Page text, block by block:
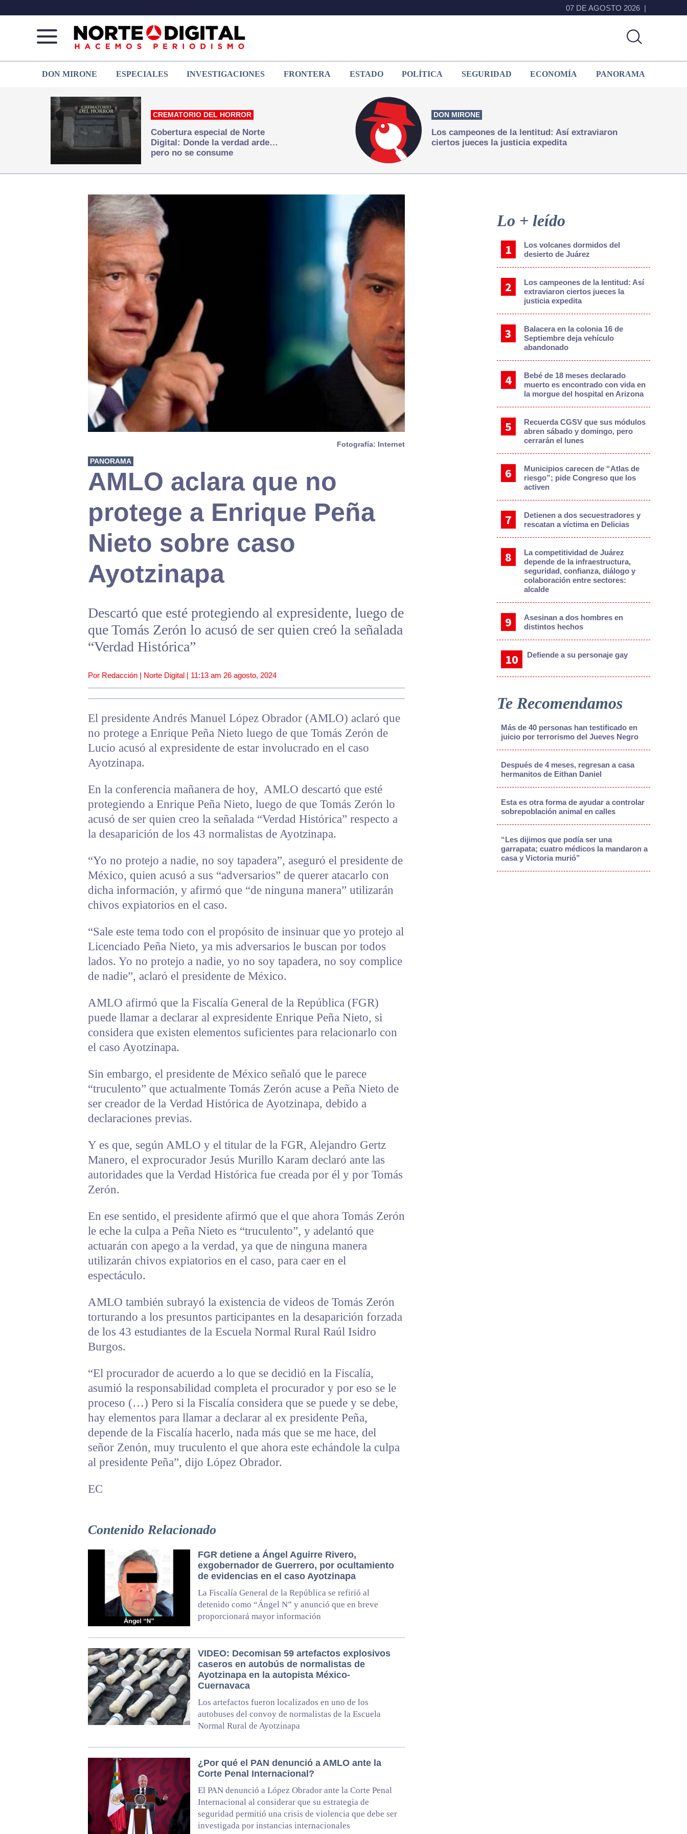
07 DE AGOSTO 2026
de
Juárez
que
hacemos periodismo
DON MIRONE ESPECIALES INVESTIGACIONES FRONTERA ESTADO POLÍTICA SEGURIDAD ECONOMÍA PANORAMA
CREMATORIO DEL HORROR
Cobertura especial de Norte
Digital: Donde la verdad arde…
pero no se consume
DON MIRONE
Los campeones de la lentitud: Así extraviaron
ciertos jueces la justicia expedita
Fotografía: Internet
PANORAMA
AMLO aclara que no
protege a Enrique Peña
Nieto sobre caso
Ayotzinapa
Descartó que esté protegiendo al expresidente, luego de
que Tomás Zerón lo acusó de ser quien creó la señalada
“Verdad Histórica”
Por Redacción | Norte Digital | 11:13 am 26 agosto, 2024
El presidente Andrés Manuel López Obrador (AMLO) aclaró que
no protege a Enrique Peña Nieto luego de que Tomás Zerón de
Lucio acusó al expresidente de estar involucrado en el caso
Ayotzinapa.
En la conferencia mañanera de hoy, AMLO descartó que esté
protegiendo a Enrique Peña Nieto, luego de que Tomás Zerón lo
acusó de ser quien creo la señalada “Verdad Histórica” respecto a
la desaparición de los 43 normalistas de Ayotzinapa.
“Yo no protejo a nadie, no soy tapadera”, aseguró el presidente de
México, quien acusó a sus “adversarios” de querer atacarlo con
dicha información, y afirmó que “de ninguna manera” utilizarán
chivos expiatorios en el caso.
“Sale este tema todo con el propósito de insinuar que yo protejo al
Licenciado Peña Nieto, ya mis adversarios le buscan por todos
lados. Yo no protejo a nadie, yo no soy tapadera, no soy complice
de nadie”, aclaró el presidente de México.
AMLO afirmó que la Fiscalía General de la República (FGR)
puede llamar a declarar al expresidente Enrique Peña Nieto, si
considera que existen elementos suficientes para relacionarlo con
el caso Ayotzinapa.
Sin embargo, el presidente de México señaló que le parece
“truculento” que actualmente Tomás Zerón acuse a Peña Nieto de
ser creador de la Verdad Histórica de Ayotzinapa, debido a
declaraciones previas.
Y es que, según AMLO y el titular de la FGR, Alejandro Gertz
Manero, el exprocurador Jesús Murillo Karam declaró ante las
autoridades que la Verdad Histórica fue creada por él y por Tomás
Zerón.
En ese sentido, el presidente afirmó que el que ahora Tomás Zerón
le eche la culpa a Peña Nieto es “truculento”, y adelantó que
actuarán con apego a la verdad, ya que de ninguna manera
utilizarán chivos expiatorios en el caso, para caer en el
espectáculo.
AMLO también subrayó la existencia de videos de Tomás Zerón
torturando a los presuntos participantes en la desaparición forzada
de los 43 estudiantes de la Escuela Normal Rural Raúl Isidro
Burgos.
“El procurador de acuerdo a lo que se decidió en la Fiscalía,
asumió la responsabilidad completa el procurador y por eso se le
proceso (…) Pero si la Fiscalía considera que se puede y se debe,
hay elementos para llamar a declarar al ex presidente Peña,
depende de la Fiscalía hacerlo, nada más que se me hace, del
señor Zenón, muy truculento el que ahora este echándole la culpa
al presidente Peña”, dijo López Obrador.
EC
Contenido Relacionado
FGR detiene a Ángel Aguirre Rivero,
exgobernador de Guerrero, por ocultamiento
de evidencias en el caso Ayotzinapa
La Fiscalía General de la República se refirió al
detenido como “Ángel N” y anunció que en breve
proporcionará mayor información
VIDEO: Decomisan 59 artefactos explosivos
caseros en autobús de normalistas de
Ayotzinapa en la autopista México-
Cuernavaca
Los artefactos fueron localizados en uno de los
autobuses del convoy de normalistas de la Escuela
Normal Rural de Ayotzinapa
¿Por qué el PAN denunció a AMLO ante la
Corte Penal Internacional?
El PAN denunció a López Obrador ante la Corte Penal
Internacional al considerar que su estrategia de
seguridad permitió una crisis de violencia que debe ser
investigada por instancias internacionales
Sidebar
Lo + leído
Los volcanes dormidos del
desierto de Juárez
Los campeones de la lentitud: Así
extraviaron ciertos jueces la
justicia expedita
Balacera en la colonia 16 de
Septiembre deja vehículo
abandonado
Bebé de 18 meses declarado
muerto es encontrado con vida en
la morgue del hospital en Arizona
Recuerda CGSV que sus módulos
abren sábado y domingo, pero
cerrarán el lunes
Municipios carecen de “Atlas de
riesgo”; pide Congreso que los
activen
Detienen a dos secuestradores y
rescatan a víctima en Delicias
La competitividad de Juárez
depende de la infraestructura,
seguridad, confianza, diálogo y
colaboración entre sectores:
alcalde
Asesinan a dos hombres en
distintos hechos
Defiende a su personaje gay
Te Recomendamos
Más de 40 personas han testificado en
juicio por terrorismo del Jueves Negro
Después de 4 meses, regresan a casa
hermanitos de Eithan Daniel
Esta es otra forma de ayudar a controlar
sobrepoblación animal en calles
“Les dijimos que podía ser una
garrapata; cuatro médicos la mandaron a
casa y Victoria murió”